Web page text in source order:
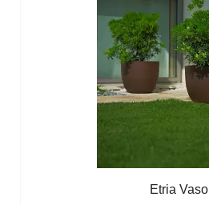
Etria Vaso